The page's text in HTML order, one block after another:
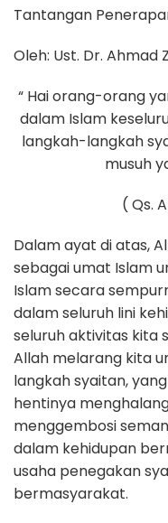
Tantangan
Oleh: Ust. Dr. Ahmad
“ Hai orang-orang
dalam Islam
langkah-langkah
musuh
( Qs.
Dalam ayat di atas,
sebagai umat Islam
Islam secara
dalam seluruh lini
seluruh aktivitas kita
Allah melarang kita
langkah syaitan,
hentinya
menggembosi
dalam kehidupan
usaha penegakan
bermasyarakat.